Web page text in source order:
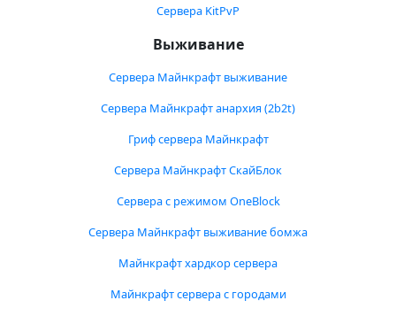
Сервера KitPvP
Выживание
Сервера Майнкрафт выживание
Сервера Майнкрафт анархия (2b2t)
Гриф сервера Майнкрафт
Сервера Майнкрафт СкайБлок
Сервера с режимом OneBlock
Сервера Майнкрафт выживание бомжа
Майнкрафт хардкор сервера
Майнкрафт сервера с городами